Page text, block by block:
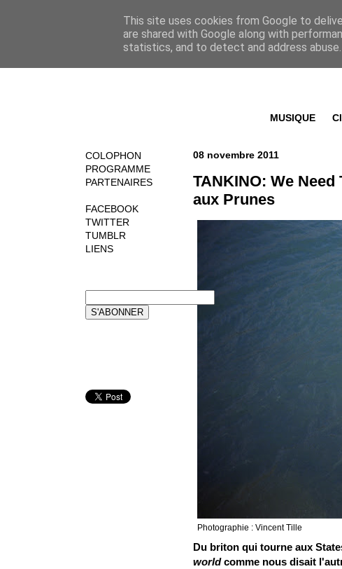
MUSIQUE
08 novembre 2011
TANKINO: We
aux Prunes
Photographie : Vincent Tille
Du briton qui tourne aux
worldcomme nous disait
COLOPHON
PROGRAMME
PARTENAIRES
FACEBOOK
TWITTER
TUMBLR
LIENS
This site uses cookies from Google to
are shared with Google along with
statistics, and to detect and address abuse.